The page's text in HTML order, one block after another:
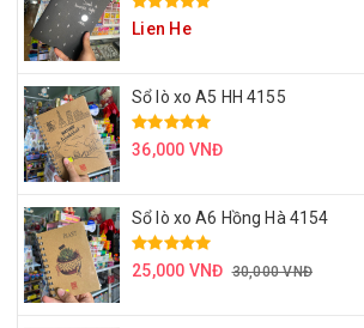
Lien He
Sổ lò xo A5 HH 4155
36,000 VNĐ
Sổ lò xo A6 Hồng Hà 4154
25,000 VNĐ 30,000 VNĐ